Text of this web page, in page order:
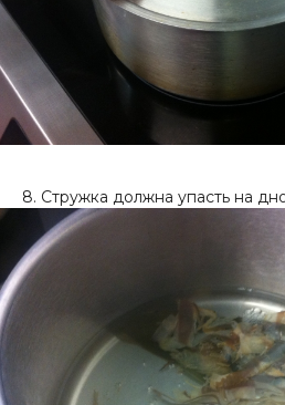
8. Стружка должна упасть на